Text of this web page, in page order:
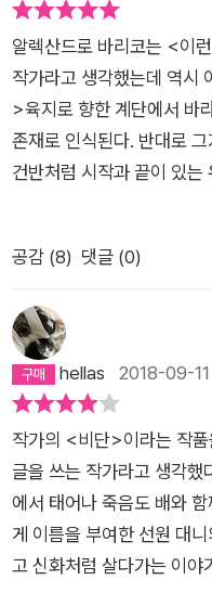
슷해서 그런가? 그럴 수도
작되는 1900년의 보스턴
의 일등실 연회장 그랜드피
몬’이라고 인쇄된 상자 안
난 사내아이가 울지도 않고
을 필라델피아 출신의 엄청
1900년, 유럽에서 밀려드
를 찌르는 삼등 객실 안에서
키울 엄두가 나지 않아서
더라도 이왕이면 부잣집 마
의 피아노 위에 올려놓았을
라서 그 정도는 일반 상식이
듯한 기분도 들고 그래 자
된 ‘TD 레몬’을 합해 아이
보니 뭔가 하나 빠진 것 같
태리 말, ‘노베첸토’를 얹
노베첸토’라고 정해버린
알렉산드로 바리코는 <이
작가라고 생각했는데 역시
>육지로 향한 계단에서 바
존재로 인식된다. 반대로 그가 일생을 살아온배는피아노의88개
건반처럼 시작과 끝이 있는
나 무한한공간에서 그의
다는 것을 안다. 음악은 그
아니스트로서의 재능은 배
쟁의 도구가 아닌삶의 이유
을 살게 해준다. 음악을 통
과냄새를 맡는다. 노베첸토
을 무장해제했어. 내 욕망
에서 알 수 있듯 노베첸토
고, 실현될 수 없는 욕망과
게 노베첸토는 스스로 삶
로 한다.
공감 (8) 댓글 (0)
hellas 2018-09-11
작가의 <비단>이라는 작품
글을 쓰는 작가라고 생각했
에서 태어나 죽음도 배와
게 이름을 부여한 선원 대
고 신화처럼 살다가는 이야